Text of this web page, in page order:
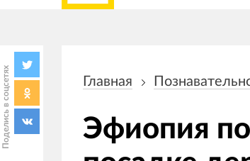
Поделись в соцсетях навигации
Главная
Эфиопия